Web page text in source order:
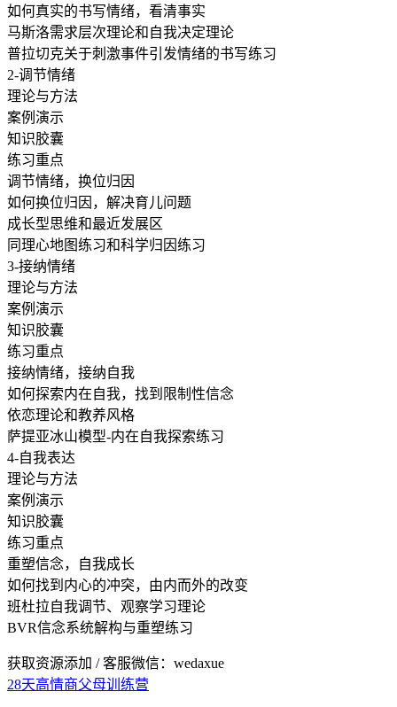
如何真实的书写情绪，看清事实
马斯洛需求层次理论和自我决定理论
普拉切克关于刺激事件引发情绪的书写练习
2-调节情绪
理论与方法
案例演示
知识胶囊
练习重点
调节情绪，换位归因
如何换位归因，解决育儿问题
成长型思维和最近发展区
同理心地图练习和科学归因练习
3-接纳情绪
理论与方法
案例演示
知识胶囊
练习重点
接纳情绪，接纳自我
如何探索内在自我，找到限制性信念
依恋理论和教养风格
萨提亚冰山模型-内在自我探索练习
4-自我表达
理论与方法
案例演示
知识胶囊
练习重点
重塑信念，自我成长
如何找到内心的冲突，由内而外的改变
班杜拉自我调节、观察学习理论
BVR信念系统解构与重塑练习
获取资源添加 / 客服微信：wedaxue
28天高情商父母训练营